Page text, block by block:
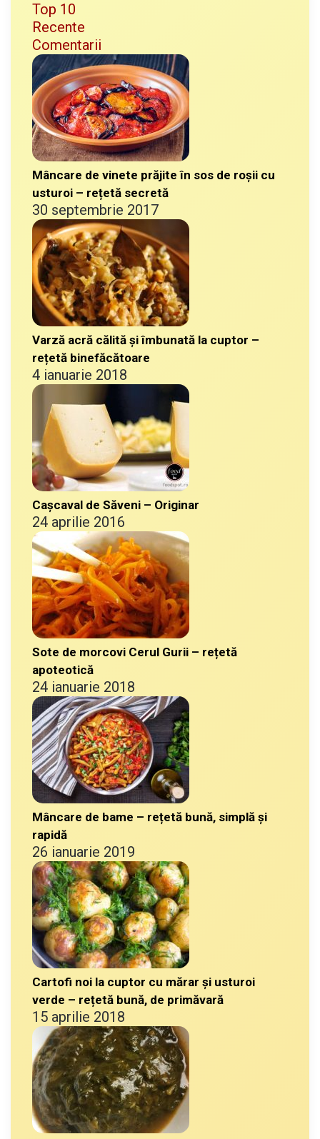
Top 10
Recente
Comentarii
Mâncare de vinete prăjite în sos de roșii cu
usturoi – rețetă secretă
30 septembrie 2017
Varză acră călită și îmbunată la cuptor –
rețetă binefăcătoare
4 ianuarie 2018
Cașcaval de Săveni – Originar
24 aprilie 2016
Sote de morcovi Cerul Gurii – rețetă
apoteotică
24 ianuarie 2018
Mâncare de bame – rețetă bună, simplă și
rapidă
26 ianuarie 2019
Cartofi noi la cuptor cu mărar și usturoi
verde – rețetă bună, de primăvară
15 aprilie 2018